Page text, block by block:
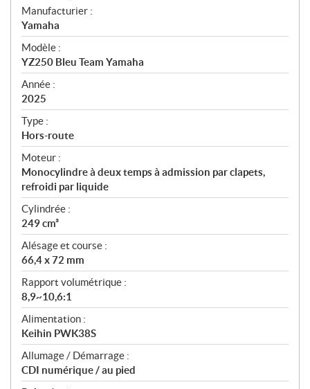
S
p
é
c
i
f
i
c
a
t
i
o
n
s
Manufacturier :
Yamaha
Modèle :
YZ250 Bleu Team Yamaha
Année :
2025
Type :
Hors-route
Moteur :
Monocylindre à deux temps à admission par clapets,
refroidi par liquide
Cylindrée :
249 cm³
Alésage et course :
66,4 x 72 mm
Rapport volumétrique :
8,9~10,6:1
Alimentation :
Keihin PWK38S
Allumage / Démarrage :
CDI numérique / au pied